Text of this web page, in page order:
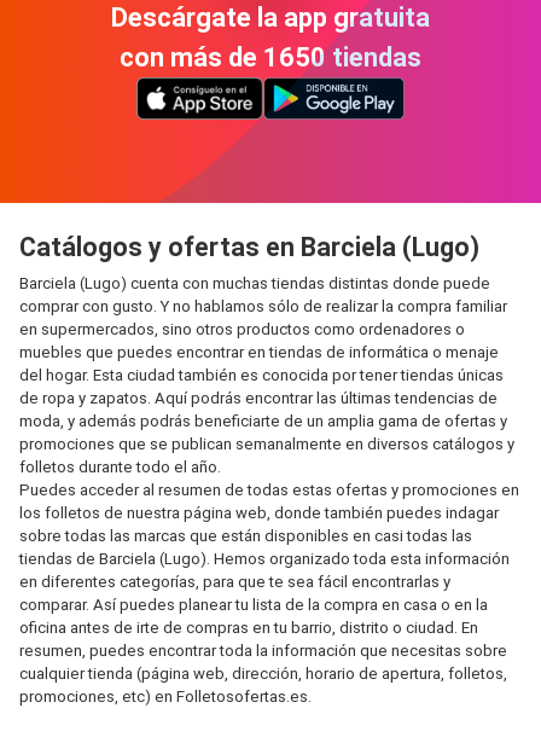
Descárgate la app gratuita
con más de 1650 tiendas
Catálogos y ofertas en Barciela (Lugo)
Barciela (Lugo) cuenta con muchas tiendas distintas donde puede
comprar con gusto. Y no hablamos sólo de realizar la compra familiar
en supermercados, sino otros productos como ordenadores o
muebles que puedes encontrar en tiendas de informática o menaje
del hogar. Esta ciudad también es conocida por tener tiendas únicas
de ropa y zapatos. Aquí podrás encontrar las últimas tendencias de
moda, y además podrás beneficiarte de un amplia gama de ofertas y
promociones que se publican semanalmente en diversos catálogos y
folletos durante todo el año.
Puedes acceder al resumen de todas estas ofertas y promociones en
los folletos de nuestra página web, donde también puedes indagar
sobre todas las marcas que están disponibles en casi todas las
tiendas de Barciela (Lugo). Hemos organizado toda esta información
en diferentes categorías, para que te sea fácil encontrarlas y
comparar. Así puedes planear tu lista de la compra en casa o en la
oficina antes de irte de compras en tu barrio, distrito o ciudad. En
resumen, puedes encontrar toda la información que necesitas sobre
cualquier tienda (página web, dirección, horario de apertura, folletos,
promociones, etc) en Folletosofertas.es.